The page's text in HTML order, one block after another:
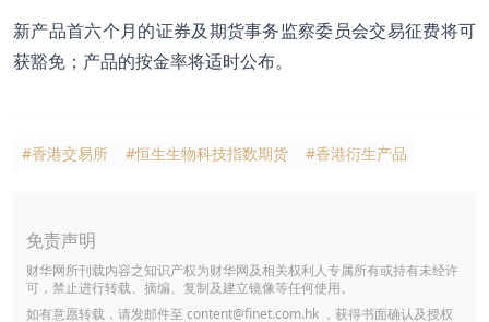
新产品首六个月的证券及期货事务监察委员会交易征费将可
获豁免；产品的按金率将适时公布。
#香港交易所 #恒生生物科技指数期货 #香港衍生产品
免责声明
财华网所刊载内容之知识产权为财华网及相关权利人专属所有或持有未经许
可，禁止进行转载、摘编、复制及建立镜像等任何使用。
如有意愿转载，请发邮件至content@finet.com.hk ，获得书面确认及授权